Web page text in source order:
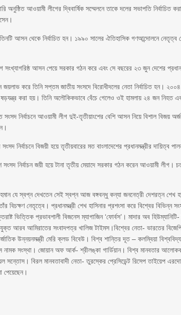
অনুষ্ঠিত আওয়ামী লীগের দ্বিবার্ষিক সম্মেলনে তাকে দলের সভাপতি
তিনটি আসন থেকে নির্বাচিত হন। ১৯৯০ সালের ঐতিহাসিক গণআন্দোলনে নেতৃত্ব
সংখ্যাগরিষ্ঠ আসন পেয়ে সরকার গঠন করে এবং সে বছরের ২৩ জুন দেশের
জয়লাভ করে তিনি সপ্তম জাতীয় সংসদে বিরোধীদলের নেতা নির্বাচিত হন।
ষড়যন্ত্র করা হয়। তিনি অলৌকিকভাবে বেঁচে গেলেও ওই হামলায় ২৪ জন নিহত
নির্বাচনে আওয়ামী লীগ দুই-তৃতীয়াংশের বেশি আসন নিয়ে বিশাল বিজয়
নির্বাচনে বিজয়ী হয়ে তৃতীয়বারের মত বাংলাদেশের প্রধানমন্ত্রীর দায়িত্ব
নির্বাচন জয়ী হয়ে টানা তৃতীয় মেয়াদে সরকার গঠন করেন আওয়ামী লীগ।
যে স্বপ্ন দেখতেন সেই স্বপ্ন আজ বঙ্গবন্ধু কন্যা জননেত্রী দেশরত্ন শেখ
বিচক্ষণ নেতৃত্বে। প্রধানমন্ত্রী শেখ হাসিনার প্রশংসা করে বিশ্বের বিভিন্ন
ভিত্তিক প্রভাবশালী বিজনেস ম্যাগাজিন ‘ফোর্বস’। মাদার অব হিউম্যানিটি-
আরব আমিরাতের সংবাদপত্র খালিজ টাইমস।বিশ্বের নেতা- ভারতের
উন্নয়নমন্ত্রী মেরি ক্লড বিবেউ। বিশ্ব শান্তির দূত – কলম্বিয়া
নামক সংস্থা। জোয়ান অফ আর্ক- শ্রীলঙ্কা গার্ডিয়ান। বিশ্ব মানবতার
সন্তোস। বিরল মানবতাবাদী নেতা- তুরস্কের প্রেসিডেন্ট রিসেপ তাইয়েপ
পেয়েছেন।